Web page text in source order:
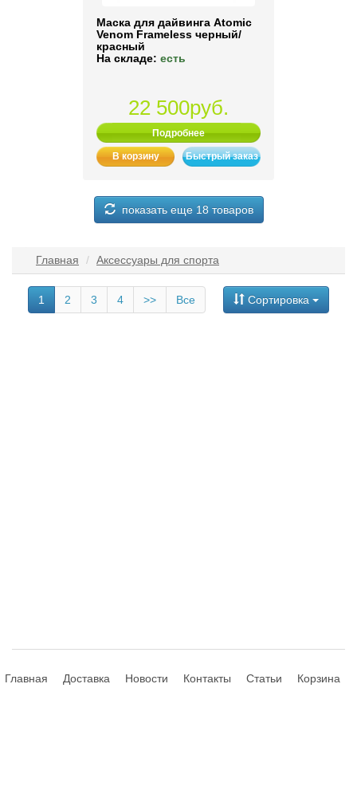
Маска для дайвинга Atomic
Venom Frameless черный/
красный
На складе: есть
22 500руб.
Подробнее
В корзину Быстрый заказ
показать еще 18 товаров
Главная Аксессуары для спорта
1 2 3 4 >> Все Сортировка
Главная Доставка Новости Контакты Статьи Корзина